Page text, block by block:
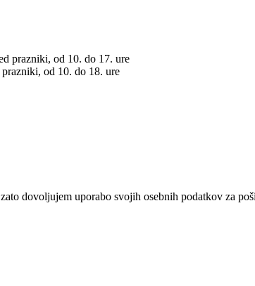
prazniki, od 10. do 17. ure
od 10. do 18. ure
dovoljujem uporabo svojih osebnih podatkov za